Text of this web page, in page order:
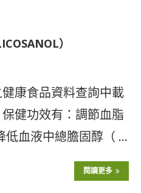
）
康食品資料查詢中載
健功效有：調節血脂
低血液中總膽固醇（ …
閱讀更多